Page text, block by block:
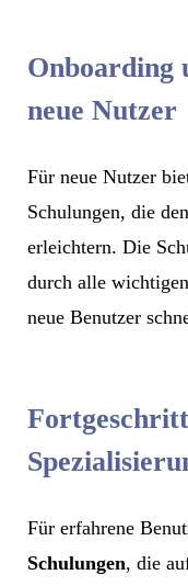
Onboarding
neue Nutzer
Für neue Nutzer
Schulungen, die
erleichtern. Die
durch alle
neue Benutzer
Für erfahrene
Schulungen, die